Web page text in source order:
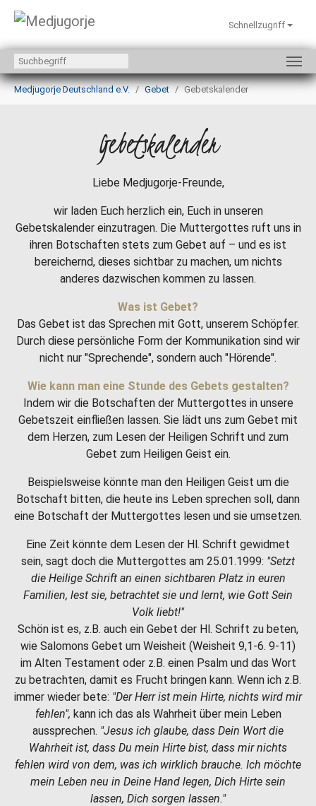
Zum Hauptinhalt springen
Schnellzugriff
Sie sind hier:
Medjugorje Deutschland e.V.
Gebet Gebetskalender
Gebetskalender
Liebe Medjugorje-Freunde,
wir laden Euch herzlich ein, Euch in unseren
Gebetskalender einzutragen. Die Muttergottes ruft uns in
ihren Botschaften stets zum Gebet auf – und es ist
bereichernd, dieses sichtbar zu machen, um nichts
anderes dazwischen kommen zu lassen.
Was ist Gebet?
Das Gebet ist das Sprechen mit Gott, unserem Schöpfer.
Durch diese persönliche Form der Kommunikation sind wir
nicht nur "Sprechende", sondern auch "Hörende".
Wie kann man eine Stunde des Gebets gestalten?
Indem wir die Botschaften der Muttergottes in unsere
Gebetszeit einfließen lassen. Sie lädt uns zum Gebet mit
dem Herzen, zum Lesen der Heiligen Schrift und zum
Gebet zum Heiligen Geist ein.
Beispielsweise könnte man den Heiligen Geist um die
Botschaft bitten, die heute ins Leben sprechen soll, dann
eine Botschaft der Muttergottes lesen und sie umsetzen.
Eine Zeit könnte dem Lesen der Hl. Schrift gewidmet
sein, sagt doch die Muttergottes am 25.01.1999: "Setzt
die Heilige Schrift an einen sichtbaren Platz in euren
Familien, lest sie, betrachtet sie und lernt, wie Gott Sein
Volk liebt!"
Schön ist es, z.B. auch ein Gebet der Hl. Schrift zu beten,
wie Salomons Gebet um Weisheit (Weisheit 9,1-6. 9-11)
im Alten Testament oder z.B. einen Psalm und das Wort
zu betrachten, damit es Frucht bringen kann. Wenn ich z.B.
immer wieder bete: "Der Herr ist mein Hirte, nichts wird mir
fehlen", kann ich das als Wahrheit über mein Leben
aussprechen. "Jesus ich glaube, dass Dein Wort die
Wahrheit ist, dass Du mein Hirte bist, dass mir nichts
fehlen wird von dem, was ich wirklich brauche. Ich möchte
mein Leben neu in Deine Hand legen, Dich Hirte sein
lassen, Dich sorgen lassen."